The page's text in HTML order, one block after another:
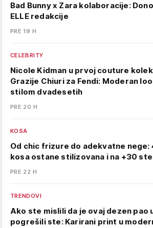
Bad Bunny x Zara kolaboracije:
ELLE redakcije
PRE 19 H
CELEBRITY
Nicole Kidman u prvoj couture
Grazije Chiuri za Fendi: Moderan
stilom dvadesetih
PRE 20 H
KOSA
Od chic frizure do adekvatne nege:
kosa ostane stilizovana i na +30
PRE 22 H
TRENDOVI
Ako ste mislili da je ovaj dezen pao
pogrešili ste: Karirani print u